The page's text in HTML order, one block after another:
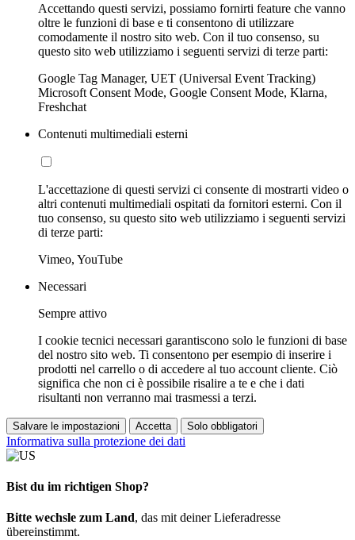
Accettando questi servizi, possiamo fornirti feature che vanno
oltre le funzioni di base e ti consentono di utilizzare
comodamente il nostro sito web. Con il tuo consenso, su
questo sito web utilizziamo i seguenti servizi di terze parti:
Google Tag Manager, UET (Universal Event Tracking)
Microsoft Consent Mode, Google Consent Mode, Klarna,
Freshchat
Contenuti multimediali esterni
L'accettazione di questi servizi ci consente di mostrarti video o
altri contenuti multimediali ospitati da fornitori esterni. Con il
tuo consenso, su questo sito web utilizziamo i seguenti servizi
di terze parti:
Vimeo, YouTube
Necessari
Sempre attivo
I cookie tecnici necessari garantiscono solo le funzioni di base
del nostro sito web. Ti consentono per esempio di inserire i
prodotti nel carrello o di accedere al tuo account cliente. Ciò
significa che non ci è possibile risalire a te e che i dati
risultanti non verranno mai trasmessi a terzi.
Salvare le impostazioni Accetta Solo obbligatori
Informativa sulla protezione dei dati
Bist du im richtigen Shop?
Bitte wechsle zum Land, das mit deiner Lieferadresse
übereinstimmt.